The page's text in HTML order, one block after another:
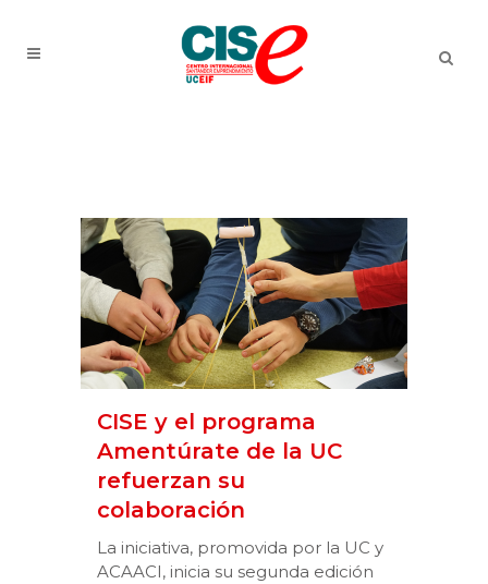
CISE y el programa
Amentúrate de la UC
refuerzan su
colaboración
La iniciativa, promovida por la UC y
ACAACI, inicia su segunda edición